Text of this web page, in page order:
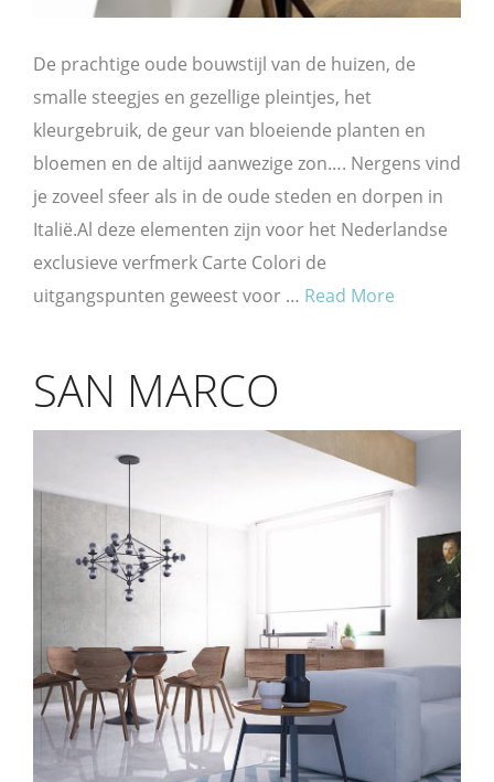
De prachtige oude bouwstijl van de huizen, de
smalle steegjes en gezellige pleintjes, het
kleurgebruik, de geur van bloeiende planten en
bloemen en de altijd aanwezige zon…. Nergens vind
je zoveel sfeer als in de oude steden en dorpen in
Italië.Al deze elementen zijn voor het Nederlandse
exclusieve verfmerk Carte Colori de
uitgangspunten geweest voor … Read More
SAN MARCO